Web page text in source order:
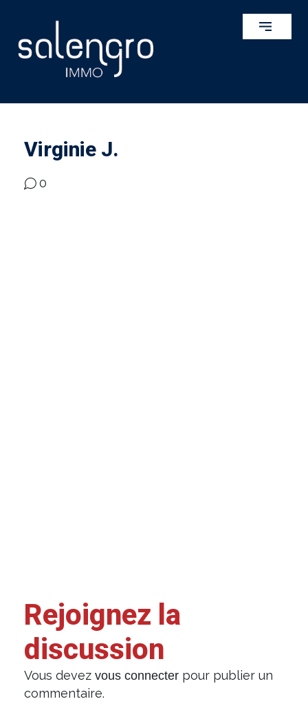
Virginie J.
0
Rejoignez la
discussion
Vous devez vous connecter pour publier un
commentaire.